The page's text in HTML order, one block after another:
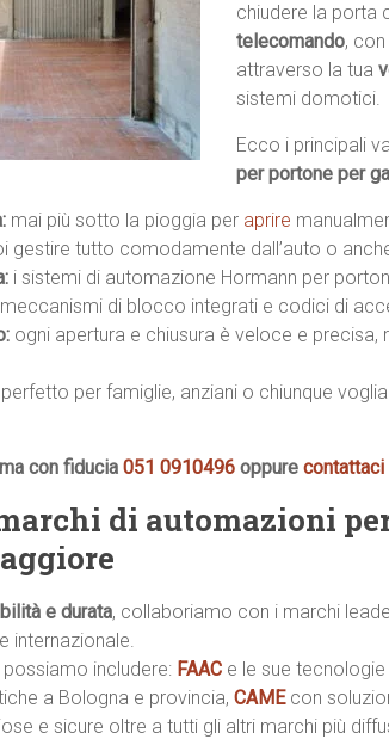
chiudere la porta
telecomando,
attraverso la tua
sistemi domotici.
Ecco i principali
per portone per
mai più sotto la pioggia per aprire
gestire tutto comodamente dall’auto o
i sistemi di automazione Hormann per
di blocco integrati e codici di
ogni apertura e chiusura è veloce e precisa,
perfetto per famiglie, anziani o chiunque
con fiducia 051 0910496 oppure contattaci
di automazioni
e durata, collaboriamo con i marchi
internazionale.
includere: FAAC e le sue
a Bologna e provincia, CAME con
e sicure oltre a tutti gli altri marchi più